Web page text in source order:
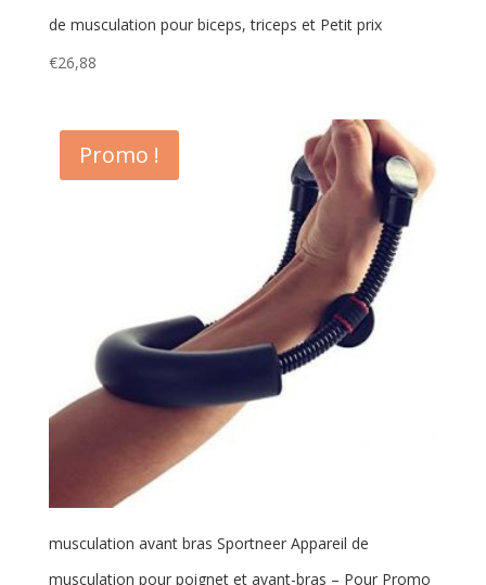
de musculation pour biceps, triceps et Petit prix
€26,88
Promo !
musculation avant bras Sportneer Appareil de
musculation pour poignet et avant-bras – Pour Promo